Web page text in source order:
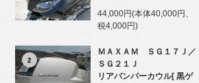
44,000円(本体40,000円、
税4,000円)
2
ＭＡＸＡＭ ＳＧ１７Ｊ／
ＳＧ２１Ｊ
リアバンパーカウル[ 黒ゲ